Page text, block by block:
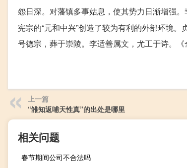
怨日深。对藩镇多事姑息，使其势力日渐增强
宪宗的“元和中兴”创造了较为有利的外部环境
号德宗，葬于崇陵。李适善属文，尤工于诗。《
上一篇
“雏知返哺天性真”的出处是哪里
相关问题
春节期间公司不合法吗